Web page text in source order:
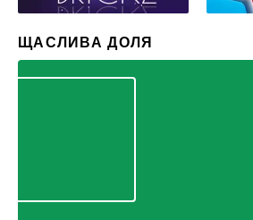
ЩАСЛИВА ДОЛЯ